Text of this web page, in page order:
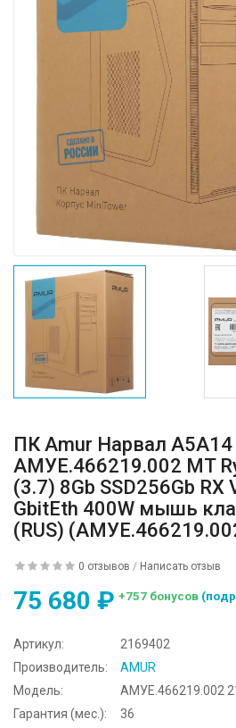
ПК Amur Нарвал A5A14
АМУЕ.466219.002 MT
(3.7) 8Gb SSD256Gb RX
GbitEth 400W мышь
(RUS)
0 отзывов / Написать отзыв
75 680 ₽ +757 бонусов
Артикул:
2169402
Производитель:
AMUR
Модель:
АМУЕ.466219.002
Гарантия (мес.):
36